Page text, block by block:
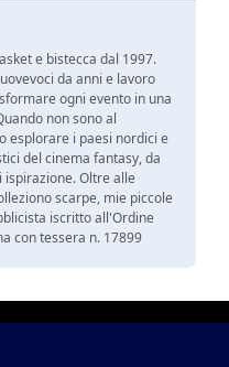
e bistecca dal 1997.
da anni e lavoro
ogni evento in una
non sono al
esplorare i paesi nordici e
del cinema fantasy, da
Oltre alle
scarpe, mie piccole
iscritto all'Ordine
con tessera n. 17899